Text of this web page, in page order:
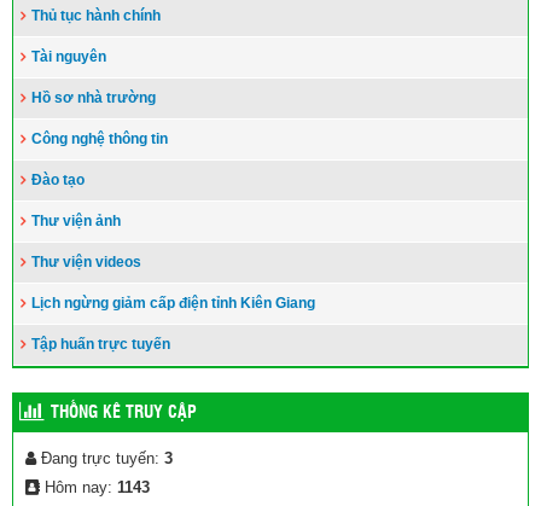
Thủ tục hành chính
Tài nguyên
Hồ sơ nhà trường
Công nghệ thông tin
Đào tạo
Thư viện ảnh
Thư viện videos
Lịch ngừng giảm cấp điện tỉnh Kiên Giang
Tập huấn trực tuyến
THỐNG KÊ TRUY CẬP
Đang trực tuyến: 3
Hôm nay: 1143